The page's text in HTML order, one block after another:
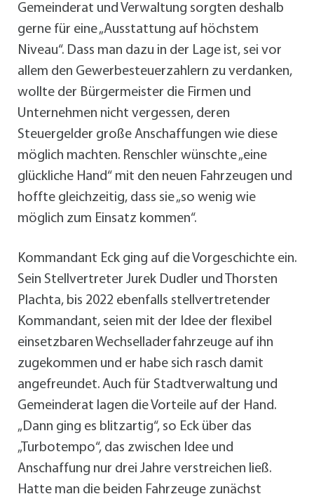
Gemeinderat und Verwaltung sorgten deshalb
gerne für eine „Ausstattung auf höchstem
Niveau“. Dass man dazu in der Lage ist, sei vor
allem den Gewerbesteuerzahlern zu verdanken,
wollte der Bürgermeister die Firmen und
Unternehmen nicht vergessen, deren
Steuergelder große Anschaffungen wie diese
möglich machten. Renschler wünschte „eine
glückliche Hand“ mit den neuen Fahrzeugen und
hoffte gleichzeitig, dass sie „so wenig wie
möglich zum Einsatz kommen“.
Kommandant Eck ging auf die Vorgeschichte ein.
Sein Stellvertreter Jurek Dudler und Thorsten
Plachta, bis 2022 ebenfalls stellvertretender
Kommandant, seien mit der Idee der flexibel
einsetzbaren Wechselladerfahrzeuge auf ihn
zugekommen und er habe sich rasch damit
angefreundet. Auch für Stadtverwaltung und
Gemeinderat lagen die Vorteile auf der Hand.
„Dann ging es blitzartig“, so Eck über das
„Turbotempo“, das zwischen Idee und
Anschaffung nur drei Jahre verstreichen ließ.
Hatte man die beiden Fahrzeuge zunächst